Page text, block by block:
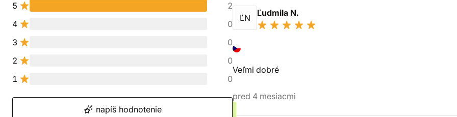
5
2
4
0
3
0
2
0
1
0
napíš hodnotenie
ĽN Ľudmila N.
Veľmi dobré
pred 4 mesiacmi